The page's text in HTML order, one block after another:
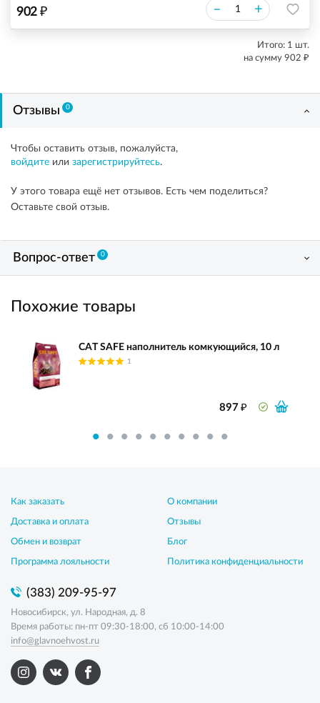
902 ₽ – +
Итого: 1 шт.
на сумму 902 ₽
Отзывы 0
Чтобы оставить отзыв, пожалуйста,
войдите или зарегистрируйтесь.
У этого товара ещё нет отзывов. Есть чем поделиться?
Оставьте свой отзыв.
Вопрос-ответ 0
Похожие товары
CAT SAFE наполнитель комкующийся, 10 л
1
897₽
Как заказать
Доставка и оплата
Обмен и возврат
Программа лояльности
О компании
Отзывы
Блог
Политика конфиденциальности
(383) 209-95-97
Новосибирск, ул. Народная, д. 8
Время работы: пн-пт 09:30-18:00, сб 10:00-14:00
info@glavnoehvost.ru